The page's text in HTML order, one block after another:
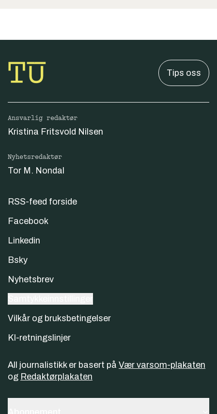
Tips oss
Ansvarlig redaktør
Kristina Fritsvold Nilsen
Nyhetsredaktør
Tor M. Nondal
RSS-feed forside
Facebook
Linkedin
Bsky
Nyhetsbrev
Vilkår og bruksbetingelser
KI-retningslinjer
All journalistikk er basert på Vær varsom-plakaten
og Redaktørplakaten